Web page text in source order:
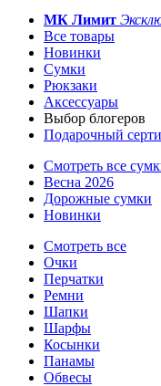
МК Лимит
Все товары
Новинки
Сумки
Рюкзаки
Аксессуары
Выбор блогеров
Подарочный
Смотреть все
Весна 2026
Дорожные сумки
Новинки
Смотреть все
Очки
Перчатки
Ремни
Шапки
Шарфы
Косынки
Панамы
Обвесы